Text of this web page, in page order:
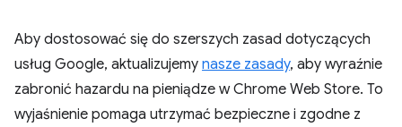
Aby dostosować się do szerszych zasad dotyczących
usług Google, aktualizujemy nasze zasady, aby wyraźnie
zabronić hazardu na pieniądze w Chrome Web Store. To
wyjaśnienie pomaga utrzymać bezpieczne i zgodne z